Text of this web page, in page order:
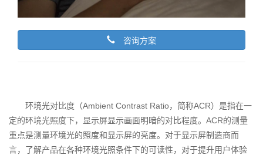
咨询方案
环境光对比度（Ambient Contrast Ratio，简称ACR）是指在一
定的环境光照度下，显示屏显示画面明暗的对比程度。ACR的测量
重点是测量环境光的照度和显示屏的亮度。对于显示屏制造商而
言，了解产品在各种环境光照条件下的可读性，对于提升用户体验